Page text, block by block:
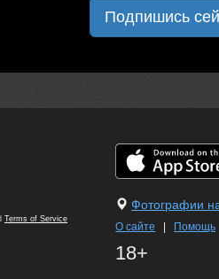
Подпишись
Terms of Service
Фотографии
О сайте Помощь
18+